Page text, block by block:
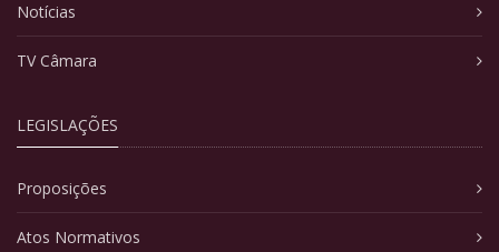
Notícias
TV Câmara
LEGISLAÇÕES
Proposições
Atos Normativos